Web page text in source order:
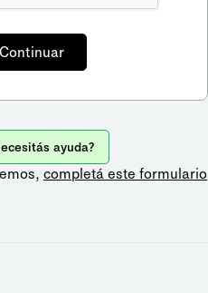
ayuda?
completá este formulario